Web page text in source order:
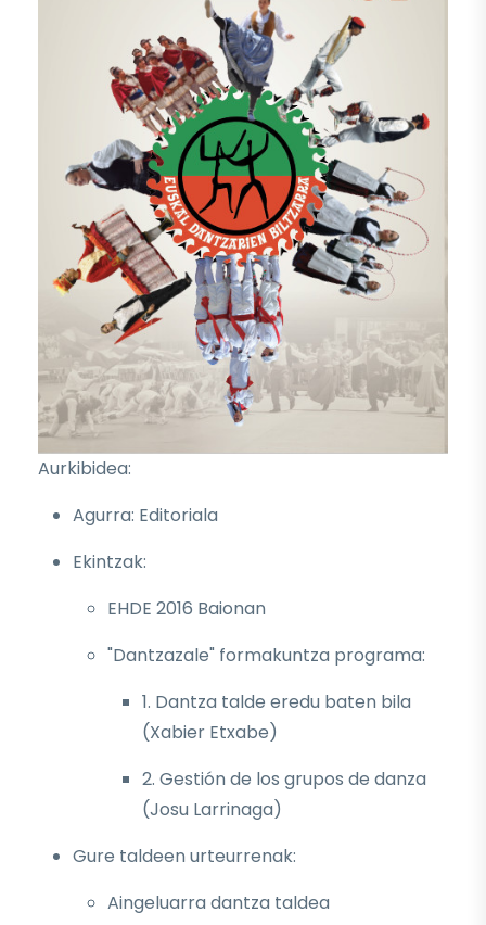
Aurkibidea:
Agurra: Editoriala
Ekintzak:
EHDE 2016 Baionan
"Dantzazale" formakuntza programa:
1. Dantza talde eredu baten bila
(Xabier Etxabe)
2. Gestión de los grupos de danza
(Josu Larrinaga)
Gure taldeen urteurrenak:
Aingeluarra dantza taldea